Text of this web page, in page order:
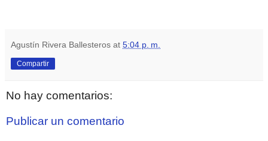
Agustín Rivera Ballesteros at 5:04 p. m.
Compartir
No hay comentarios:
Publicar un comentario